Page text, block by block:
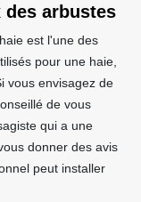
arbustes
est l'une des
pour une haie,
vous envisagez de
de vous
qui a une
donner des avis
peut installer